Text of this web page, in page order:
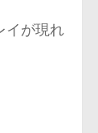
イが現れ